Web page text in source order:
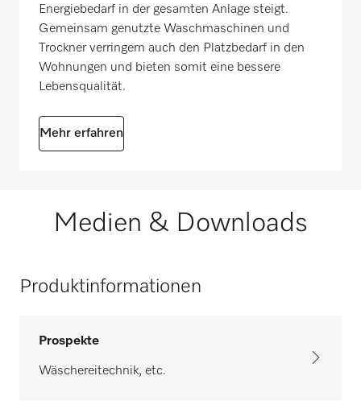
Energiebedarf in der gesamten Anlage steigt.
Gemeinsam genutzte Waschmaschinen und
Trockner verringern auch den Platzbedarf in den
Wohnungen und bieten somit eine bessere
Lebensqualität.
Mehr erfahren
Medien & Downloads
Produktinformationen
Prospekte
Wäschereitechnik, etc.